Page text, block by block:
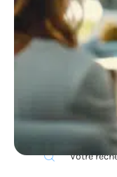
Recherche